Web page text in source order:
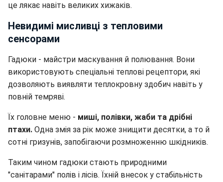
це лякає навіть великих хижаків.
Невидимі мисливці з тепловими
сенсорами
Гадюки - майстри маскування й полювання. Вони
використовують спеціальні теплові рецептори, які
дозволяють виявляти теплокровну здобич навіть у
повній темряві.
Їх головне меню - миші, полівки, жаби та дрібні
птахи. Одна змія за рік може знищити десятки, а то й
сотні гризунів, запобігаючи розмноженню шкідників.
Таким чином гадюки стають природними
"санітарами" полів і лісів. Їхній внесок у стабільність